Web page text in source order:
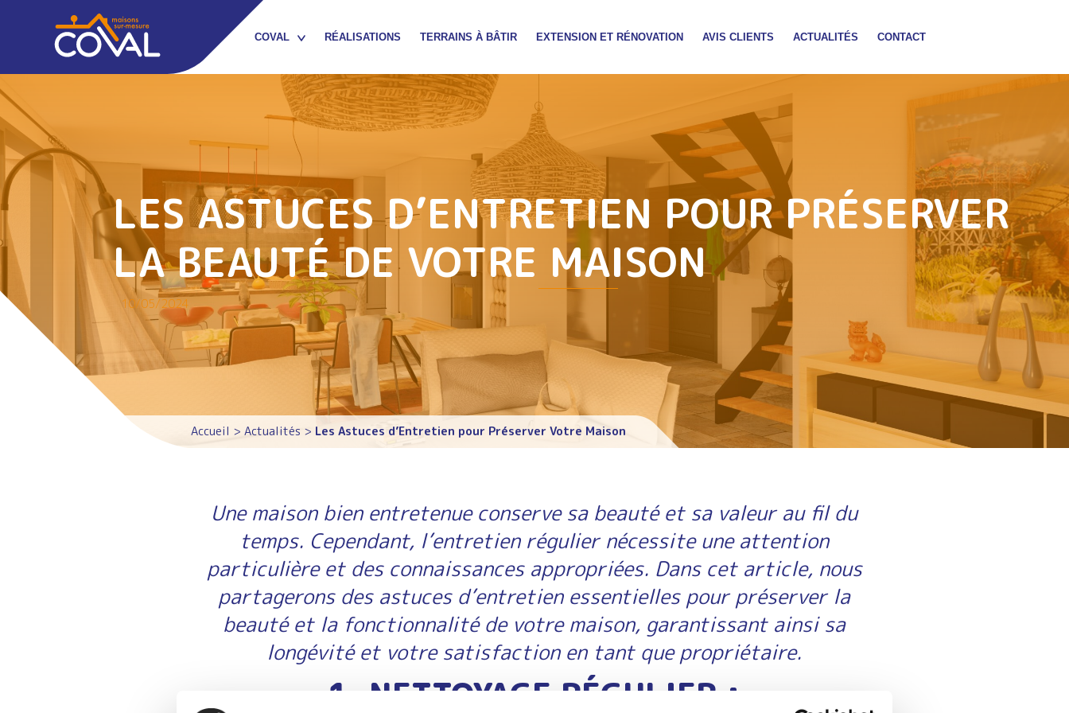
COVAL
QUI SOMMES-NOUS ?
NOTRE ÉQUIPE /
RECRUTEMENT
NOTRE RÉSEAU
D’ARTISANS PARTENAIRES
NOTRE CONTRAT DE
CONSTRUCTION
NOS GARANTIES
RÉALISATIONS TERRAINS À BÂTIR EXTENSION ET RÉNOVATION AVIS CLIENTS ACTUALITÉS CONTACT
LES ASTUCES D’ENTRETIEN POUR PRÉSERVER
LA BEAUTÉ DE VOTRE MAISON
10/05/2024
Accueil >Actualités > Les Astuces d’Entretien pour Préserver Votre Maison
Une maison bien entretenue conserve sa beauté et sa valeur au fil du
temps. Cependant, l’entretien régulier nécessite une attention
particulière et des connaissances appropriées. Dans cet article, nous
partagerons des astuces d’entretien essentielles pour préserver la
beauté et la fonctionnalité de votre maison, garantissant ainsi sa
longévité et votre satisfaction en tant que propriétaire.
1. NETTOYAGE RÉGULIER :